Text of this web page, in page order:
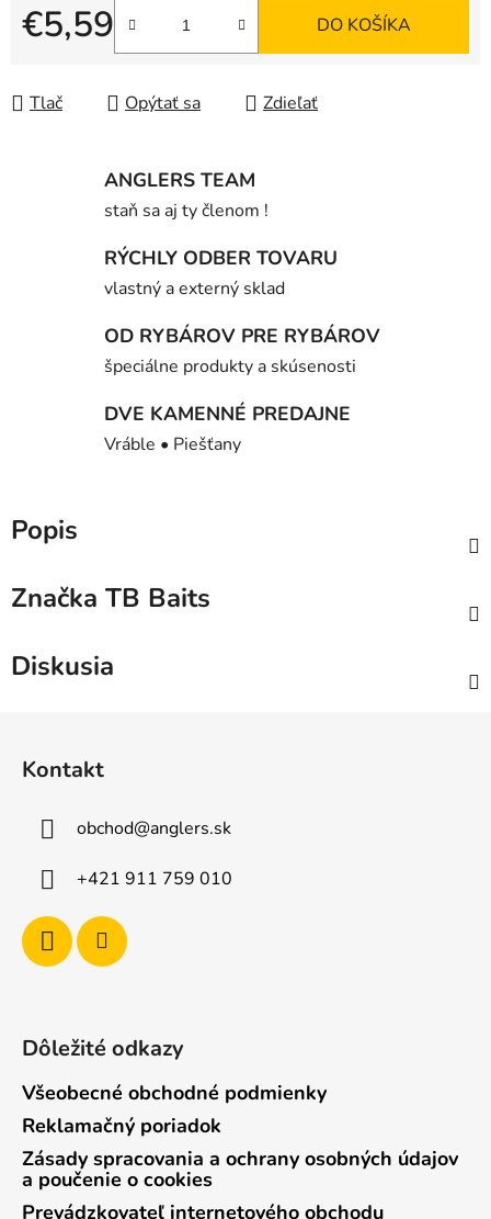
€5,59
Jednotková cena:
DO KOŠÍKA
Tlač Opýtať sa Zdieľať
ANGLERS TEAM
staň sa aj ty členom !
RÝCHLY ODBER TOVARU
vlastný a externý sklad
OD RYBÁROV PRE RYBÁROV
špeciálne produkty a skúsenosti
DVE KAMENNÉ PREDAJNE
Vráble • Piešťany
Popis
Značka TB Baits
Diskusia
Kontakt
obchod@anglers.sk
+421 911 759 010
Dôležité odkazy
Všeobecné obchodné podmienky
Reklamačný poriadok
Zásady spracovania a ochrany osobných údajov
a poučenie o cookies
Prevádzkovateľ internetového obchodu